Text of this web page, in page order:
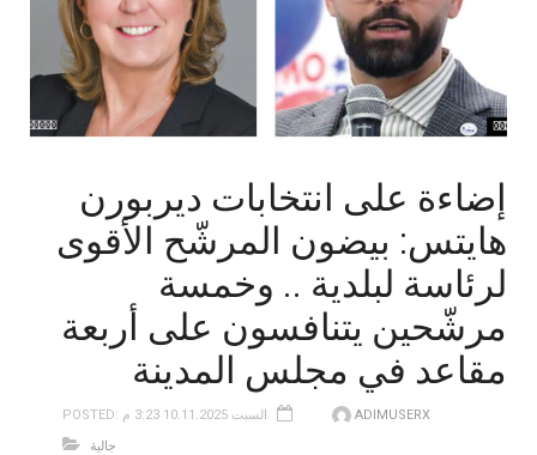
إضاءة على انتخابات ديربورن
هايتس: بيضون المرشّح الأقوى
لرئاسة لبلدية .. وخمسة
مرشّحين يتنافسون على أربعة
مقاعد في مجلس المدينة
POSTED: السبت 10.11.2025 3:23 م
ADIMUSERX
جالية